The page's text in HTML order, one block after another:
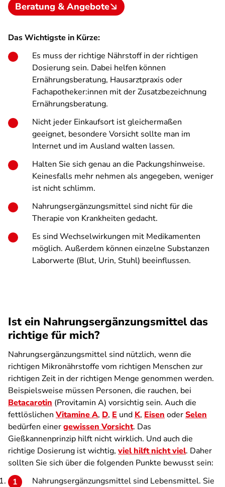
Beratung & Angebote
Das Wichtigste in Kürze:
Es muss der richtige Nährstoff in der richtigen
Dosierung sein. Dabei helfen können
Ernährungsberatung, Hausarztpraxis oder
Fachapotheker:innen mit der Zusatzbezeichnung
Ernährungsberatung.
Nicht jeder Einkaufsort ist gleichermaßen
geeignet, besondere Vorsicht sollte man im
Internet und im Ausland walten lassen.
Halten Sie sich genau an die Packungshinweise.
Keinesfalls mehr nehmen als angegeben, weniger
ist nicht schlimm.
Nahrungsergänzungsmittel sind nicht für die
Therapie von Krankheiten gedacht.
Es sind Wechselwirkungen mit Medikamenten
möglich. Außerdem können einzelne Substanzen
Laborwerte (Blut, Urin, Stuhl) beeinflussen.
Ist ein Nahrungsergänzungsmittel das
richtige für mich?
Nahrungsergänzungsmittel sind nützlich, wenn die
richtigen Mikronährstoffe vom richtigen Menschen zur
richtigen Zeit in der richtigen Menge genommen werden.
Beispielsweise müssen Personen, die rauchen, bei
Betacarotin (Provitamin A) vorsichtig sein. Auch die
fettlöslichen Vitamine A, D, E und K, Eisen oderSelen
bedürfen einergewissen Vorsicht. Das
Gießkannenprinzip hilft nicht wirklich. Und auch die
richtige Dosierung ist wichtig, viel hilft nicht viel. Daher
sollten Sie sich über die folgenden Punkte bewusst sein:
Nahrungsergänzungsmittel sind Lebensmittel. Sie